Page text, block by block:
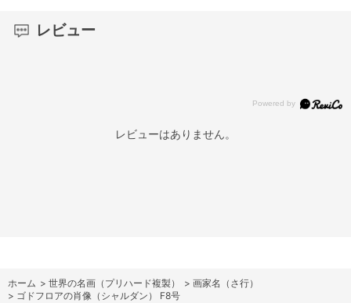
レビュー
レビューはありません。
ホーム > 世界の名画（プリハード複製） > 画家名（さ行）
> ゴドフロアの肖像（シャルダン） F8号